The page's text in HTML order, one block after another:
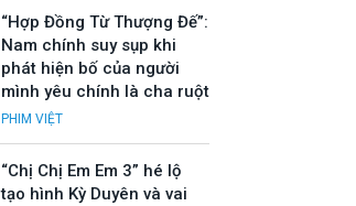
“Hợp Đồng Từ Thượng Đế”:
Nam chính suy sụp khi
phát hiện bố của người
mình yêu chính là cha ruột
PHIM VIỆT
“Chị Chị Em Em 3” hé lộ
tạo hình Kỳ Duyên và vai